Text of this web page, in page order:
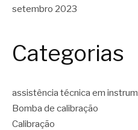
setembro 2023
Categorias
assistência técnica em
Bomba de calibração
Calibração